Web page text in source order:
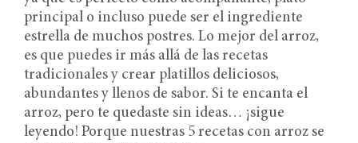
principal o incluso puede ser el ingrediente
estrella de muchos postres. Lo mejor del arroz,
es que puedes ir más allá de las recetas
tradicionales y crear platillos deliciosos,
abundantes y llenos de sabor. Si te encanta el
arroz, pero te quedaste sin ideas… ¡sigue
leyendo! Porque nuestras 5 recetas con arroz se